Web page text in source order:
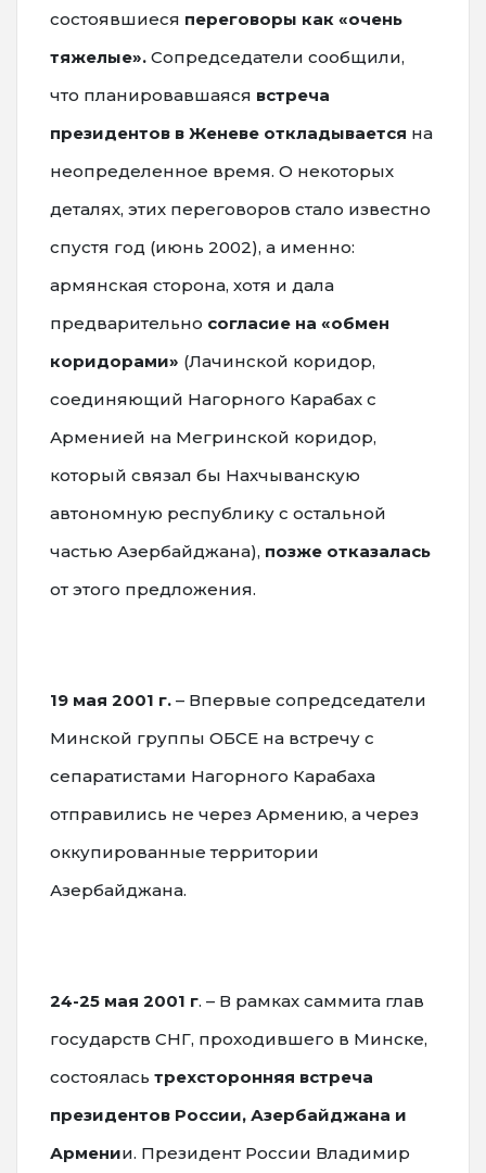
состоявшиеся переговоры как «очень
тяжелые». Сопредседатели сообщили,
что планировавшаяся встреча
президентов в Женеве откладывается на
неопределенное время. О некоторых
деталях, этих переговоров стало известно
спустя год (июнь 2002), а именно:
армянская сторона, хотя и дала
предварительно согласие на «обмен
коридорами» (Лачинской коридор,
соединяющий Нагорного Карабах с
Арменией на Мегринской коридор,
который связал бы Нахчыванскую
автономную республику с остальной
частью Азербайджана), позже отказалась
от этого предложения.
19 мая 2001 г. – Впервые сопредседатели
Минской группы ОБСЕ на встречу с
сепаратистами Нагорного Карабаха
отправились не через Армению, а через
оккупированные территории
Азербайджана.
24-25 мая 2001 г. – В рамках саммита глав
государств СНГ, проходившего в Минске,
состоялась трехсторонняя встреча
президентов России, Азербайджана и
Армении. Президент России Владимир